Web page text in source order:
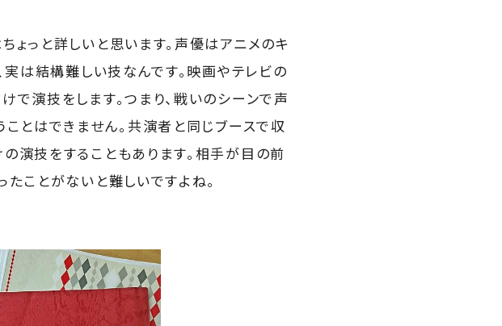
っと詳しいと思います。声優はアニメのキ
実は結構難しい技なんです。映画やテレビの
演技をします。つまり、戦いのシーンで声
とはできません。共演者と同じブースで収
演技をすることもあります。相手が目の前
ことがないと難しいですよね。